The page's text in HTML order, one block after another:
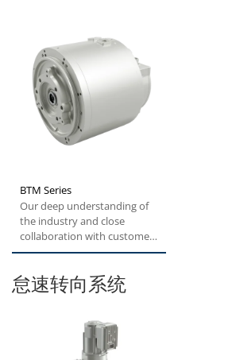
BTM Series
Our deep understanding of
the industry and close
collaboration with customers
enable us to deliver tailored...
怠速转向系统